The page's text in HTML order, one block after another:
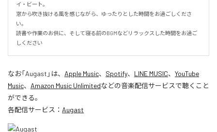
イ・ビート。
窓から吹き抜ける風を感じながら、ゆったりとした時間をお過ごしくださ
い。
読書や作業のお供に、そして寝る前のBGMなどリラックスした時間をお過ご
しください
なお「Augast 」は、 Apple Music、 Spotify、 LINE MUSIC、 YouTube
Music、 Amazon Music Unlimitedなどの音楽配信サービスで聴くこと
ができる。
各配信サービス： Augast